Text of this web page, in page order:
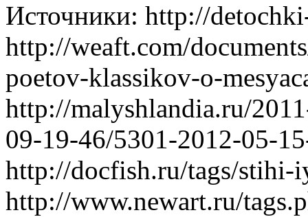
Источники: http://
http://weaft.com/
poetov-klassikov-o-
http://malyshlandia.ru/
09-19-46/5301-2012-05-
http://docfish.ru/tags/stihi-
http://www.newart.ru/